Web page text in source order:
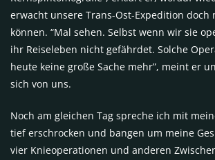
erwacht unsere Trans-Ost-Expedition doch
können. “Mal sehen. Selbst wenn wir sie
ihr Reiseleben nicht gefährdet. Solche
heute keine große Sache mehr”, meint er
sich von uns.
Noch am gleichen Tag spreche ich mit
tief erschrocken und bangen um meine
vier Knieoperationen und anderen